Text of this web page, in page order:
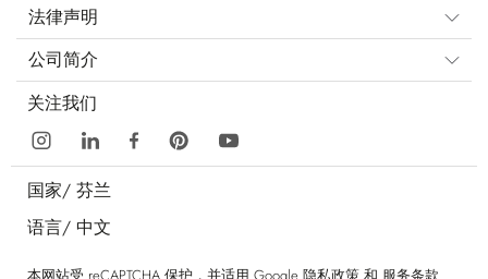
法律声明
公司简介
关注我们
国家/ 芬兰
语言/ 中文
本网站受 reCAPTCHA 保护，并适用 Google 隐私政策 和 服务条款